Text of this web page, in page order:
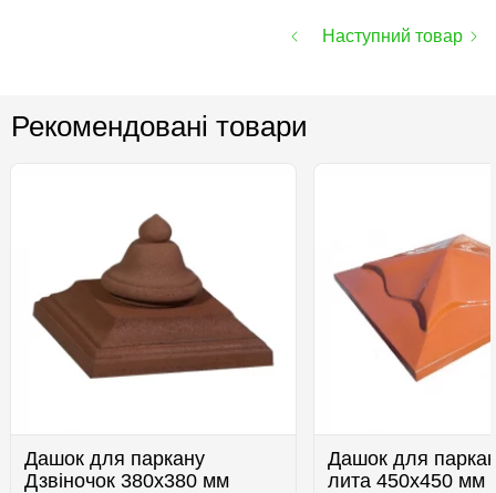
Наступний товар
Рекомендовані товари
Дашок для паркану
Дзвіночок 380х380 мм
Дашок для
лита 450х450 мм